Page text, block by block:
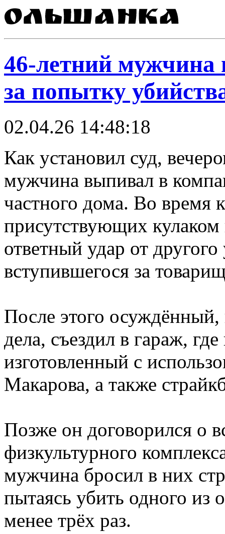
46-летний мужчина
за попытку
02.04.26 14:48:18
Как установил суд,
мужчина выпивал в
частного дома. Во время
присутствующих
ответный удар от другого
вступившегося за
После этого осуждённый,
дела, съездил в гараж,
изготовленный с
Макарова, а также
Позже он договорился о
физкультурного
мужчина бросил в них
пытаясь убить одного из
менее трёх раз.